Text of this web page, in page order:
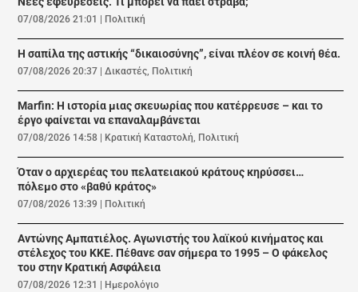
07/08/2026 21:01 Πολιτική
Η σαπίλα της αστικής “δικαιοσύνης”, είναι πλέον σε κοινή θέα.
07/08/2026 20:37 |Δικαστές, Πολιτική
Marfin: Η ιστορία μιας σκευωρίας που κατέρρευσε – και το
έργο φαίνεται να επαναλαμβάνεται
07/08/2026 14:58 Κρατική Καταστολή, Πολιτική
Όταν ο αρχιερέας του πελατειακού κράτους κηρύσσει…
πόλεμο στο «βαθύ κράτος»
07/08/2026 13:39 Πολιτική
Αντώνης Αμπατιέλος. Αγωνιστής του λαϊκού κινήματος και
στέλεχος του ΚΚΕ. Πέθανε σαν σήμερα το 1995 – Ο φάκελος
του στην Κρατική Ασφάλεια
07/08/2026 12:31 Ημερολόγιο